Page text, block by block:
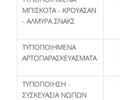
ΜΠΙΣΚΟΤΑ - ΚΡΟΥΑΣΑΝ
- ΑΛΜΥΡΑ ΣΝΑΚΣ
ΤΥΠΟΠΟΙΗΜΕΝΑ
ΑΡΤΟΠΑΡΑΣΚΕΥΑΣΜΑΤΑ
ΤΥΠΟΠΟΙΗΣΗ -
ΣΥΣΚΕΥΑΣΙΑ ΝΩΠΩΝ